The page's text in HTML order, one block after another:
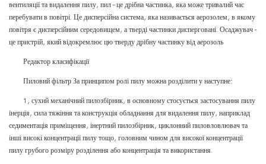
вентиляції та видалення пилу, пил - це дрібна частинка, яка може тривалий час
перебувати в повітрі. Це дисперсійна система, яка називається аерозолем, в якому
повітря є дисперсійним середовищем, а тверді частинки дисперговані. Осаджувач -
це пристрій, який відокремлює цю тверду дрібну частинку від аерозоль
Редактор класифікації
Пиловий фільтр За принципом ролі пилу можна розділити у наступне:
1, сухий механічний пилозбірник, в основному стосується застосування пилу
інерція, сила тяжіння та конструкція обладнання для видалення пилу, наприклад
седиментація приміщення, інертний пилозбірник, циклонний пиловловлювач та
інші високі концентрації пилу тощо, головним чином для високої концентрації
пилу грубого розміру розділення або концентрація та використання.